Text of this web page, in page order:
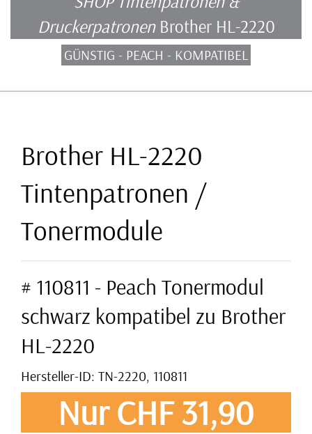
Druckerpatronen Brother HL-2220
GÜNSTIG - PEACH - KOMPATIBEL
Brother HL-2220
Tintenpatronen /
Tonermodule
# 110811 - Peach Tonermodul
schwarz kompatibel zu Brother
HL-2220
Hersteller-ID: TN-2220, 110811
Nur CHF 31,90